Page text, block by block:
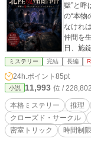
獄”と呼ば
の“本物
なければならない
仲間を
日、施
される。 館を支配する悪魔認証システム。 絶対遵守
館内ルール。 これは自殺か、殺人か。
る“悪魔
に親友
ミステリー 完結 長編
24h.ポイント 85pt
小説 11,993 位 /
本格ミステリー 推理
クローズド・サークル
密室トリック
時間制